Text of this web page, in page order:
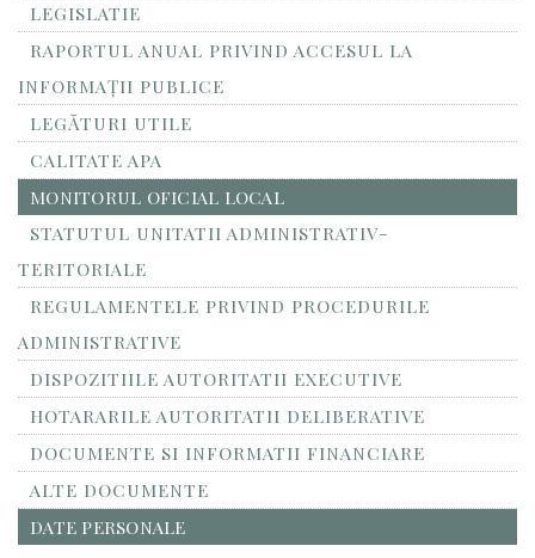
LEGISLATIE
RAPORTUL ANUAL PRIVIND ACCESUL LA
INFORMAŢII PUBLICE
LEGĂTURI UTILE
CALITATE APA
MONITORUL OFICIAL LOCAL
STATUTUL UNITATII ADMINISTRATIV-
TERITORIALE
REGULAMENTELE PRIVIND PROCEDURILE
ADMINISTRATIVE
DISPOZITIILE AUTORITATII EXECUTIVE
HOTARARILE AUTORITATII DELIBERATIVE
DOCUMENTE SI INFORMATII FINANCIARE
ALTE DOCUMENTE
DATE PERSONALE